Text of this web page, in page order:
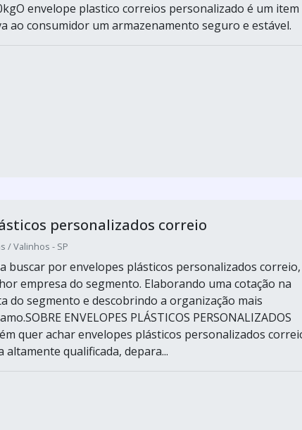
envelope plastico correios personalizado é um item
ao consumidor um armazenamento seguro e estável.
personalizados correio
/ Valinhos - SP
buscar por envelopes plásticos personalizados correio,
empresa do segmento. Elaborando uma cotação na
do segmento e descobrindo a organização mais
ENVELOPES PLÁSTICOS PERSONALIZADOS
quer achar envelopes plásticos personalizados
altamente qualificada, depara...